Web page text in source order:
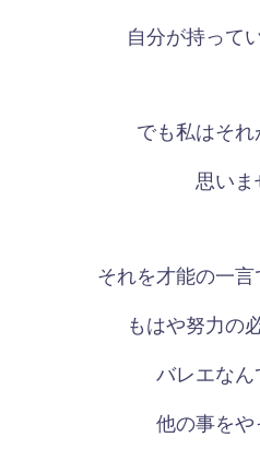
自分が持って
でも私はそ
思いま
それを才能の一言
もはや努力の
バレエなん
他の事をや